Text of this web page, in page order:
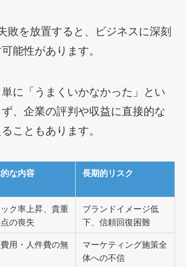
敗を放置すると、ビジネスに深刻
能性があります。
に「うまくいかなかった」とい
、企業の評判や収益に直接的な
こともあります。
な内容 長期的リスク
ク率上昇、貴重
の喪失
ブランドイメージ低
下、信頼回復困難
用・人件費の無
マーケティング施策全
体への不信